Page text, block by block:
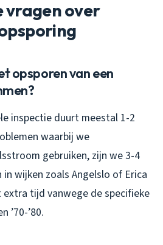
vragen over
opsporen van een
inspectie duurt meestal 1-2
waarbij we
gebruiken, zijn we 3-4
in wijken zoals Angelslo of Erica
tijd vanwege de specifieke
’70-’80.